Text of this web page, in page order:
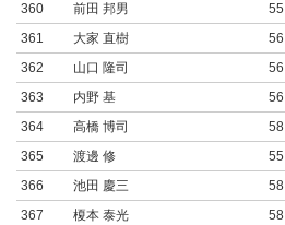
360
前田 邦男 55
361
大家 直樹 56
362
山口 隆司 56
363
内野 基 56
364
高橋 博司 58
365
渡邊 修 55
366
池田 慶三 58
367
榎本 泰光 58